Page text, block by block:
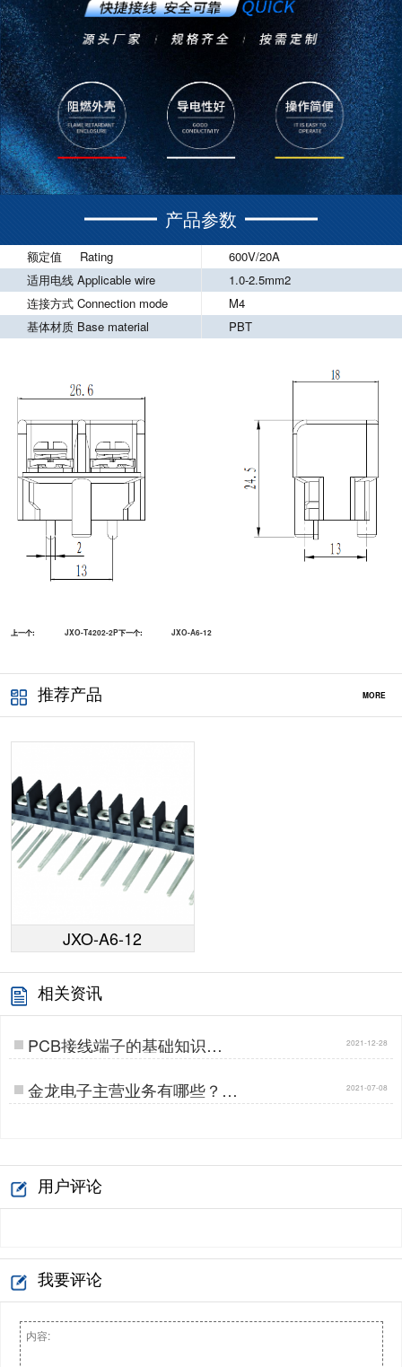
产品参数
额定值 Rating
600V/20A
适用电线 Applicable wire
1.0-2.5mm2
连接方式 Connection mode
M4
基体材质 Base material
PBT
上一个: JXO-T4202-2P下一个: JXO-A6-12
推荐产品 MORE
JXO-A6-12
相关资讯
PCB接线端子的基础知识… 2021-12-28
金龙电子主营业务有哪些？… 2021-07-08
用户评论
我要评论